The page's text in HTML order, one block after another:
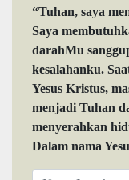
“Tuhan, saya
Saya
darahMu
kesalahanku.
Yesus Kristus,
menjadi Tuhan
menyerahkan
Dalam nama